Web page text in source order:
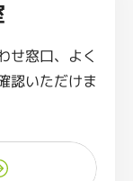
せ窓口、よく
認いただけま